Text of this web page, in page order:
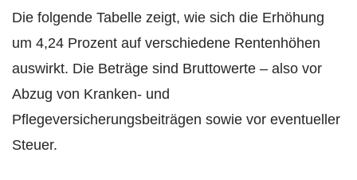
Die folgende Tabelle zeigt, wie sich die Erhöhung
um 4,24 Prozent auf verschiedene Rentenhöhen
auswirkt. Die Beträge sind Bruttowerte – also vor
Abzug von Kranken- und
Pflegeversicherungsbeiträgen sowie vor eventueller
Steuer.